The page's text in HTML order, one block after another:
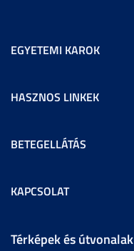
EGYETEMI KAROK
HASZNOS LINKEK
BETEGELLÁTÁS
KAPCSOLAT
Térképek és útvonalak